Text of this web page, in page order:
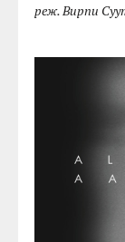
реж. Вирпи